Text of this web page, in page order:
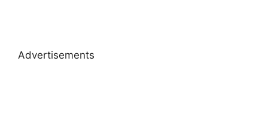
Advertisements